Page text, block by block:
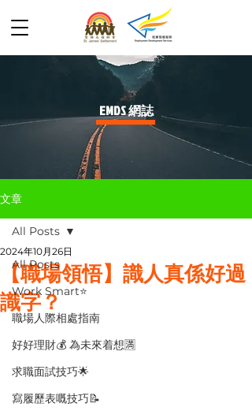
​EMDS 網誌
文章
All Posts
Work Smart⭐️
職場人際相處指南
好好理財💰 為未來着想🈵
求職面試技巧🌟
寫履歷表嘅技巧📝
All Posts
【職場領悟】識人真係好過
識字？
2024年10月26日